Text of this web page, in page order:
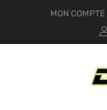
MON COMPTE